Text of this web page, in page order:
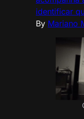
identificar
By Mariano